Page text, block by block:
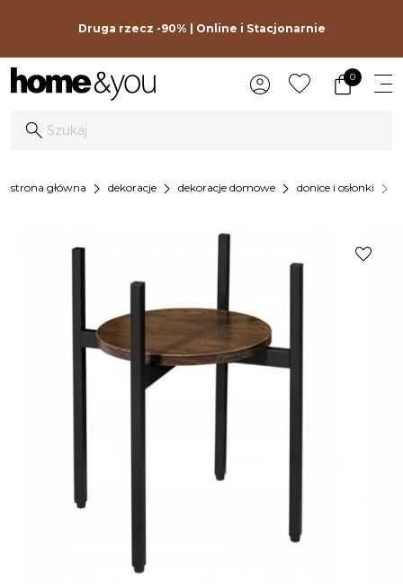
Druga rzecz -90% | Online i Stacjonarnie
0
strona główna chevron_right dekoracje chevron_right dekoracje domowe chevron_right donice i osłonki chevron_right
favorite